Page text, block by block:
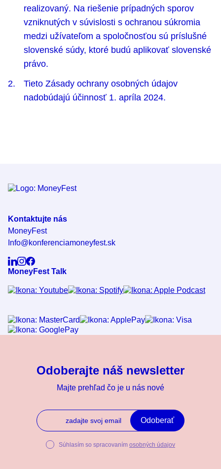
realizovaný. Na riešenie prípadných sporov
vzniknutých v súvislosti s ochranou súkromia
medzi užívateľom a spoločnosťou sú príslušné
slovenské súdy, ktoré budú aplikovať slovenské
právo.
Tieto Zásady ochrany osobných údajov
nadobúdajú účinnosť 1. apríla 2024.
Kontaktujte nás
MoneyFest
Info@konferenciamoneyfest.sk
MoneyFest Talk
Odoberajte náš newsletter
Majte prehľad čo je u nás nové
Odoberať
Súhlasím so spracovaním osobných údajov